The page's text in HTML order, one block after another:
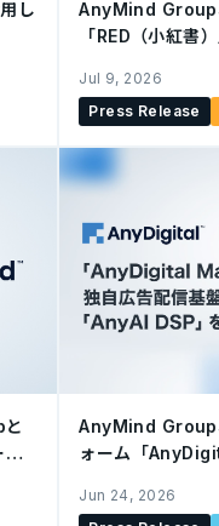
し
AnyMind Group
「RED（小紅書
Jul 9, 2026
Press Release
シ
AnyMind Group
ォーム「
Jun 24, 2026